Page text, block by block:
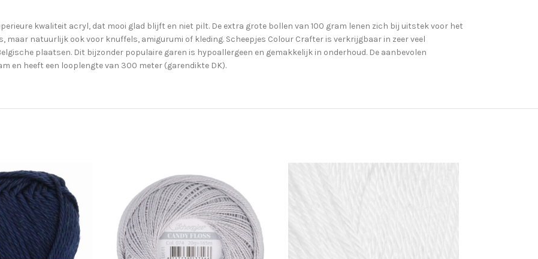
kwaliteit acryl, dat mooi glad blijft en niet pilt. De extra grote bollen van 100 gram lenen zich bij uitstek voor het
maar natuurlijk ook voor knuffels, amigurumi of kleding. Scheepjes Colour Crafter is verkrijgbaar in zeer veel
plaatsen. Dit bijzonder populaire garen is hypoallergeen en gemakkelijk in onderhoud. De aanbevolen
en heeft een looplengte van 300 meter (garendikte DK).